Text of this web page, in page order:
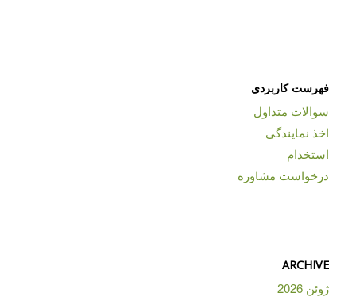
فهرست کاربردی
سوالات متداول
اخذ نمایندگی
استخدام
درخواست مشاوره
ARCHIVE
ژوئن 2026